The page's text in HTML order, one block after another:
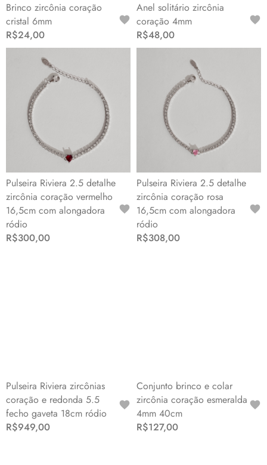
Brinco zircônia coração
cristal 6mm
R$24,00
Anel solitário zircônia
coração 4mm
R$48,00
Pulseira Riviera 2.5 detalhe
zircônia coração vermelho
16,5cm com alongadora
ródio
R$300,00
Pulseira Riviera 2.5 detalhe
zircônia coração rosa
16,5cm com alongadora
ródio
R$308,00
Pulseira Riviera zircônias
coração e redonda 5.5
fecho gaveta 18cm ródio
R$949,00
Conjunto brinco e colar
zircônia coração esmeralda
4mm 40cm
R$127,00